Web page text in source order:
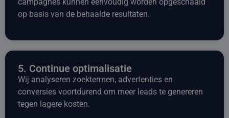
op basis van de behaalde resultaten.
5. Continue optimalisatie
Wij analyseren zoektermen, advertenties en
conversies voortdurend om meer leads te genereren
tegen lagere kosten.